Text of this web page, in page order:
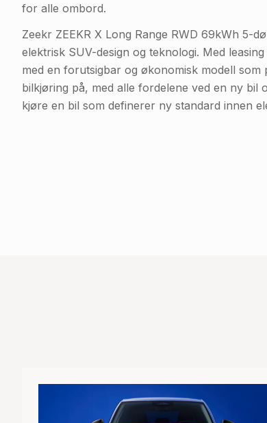
for alle ombord.
Zeekr ZEEKR X Long Range RWD 69kWh 5-
elektrisk SUV-design og teknologi. Med
med en forutsigbar og økonomisk modell
bilkjøring på, med alle fordelene ved en ny bil
kjøre en bil som definerer ny standard innen